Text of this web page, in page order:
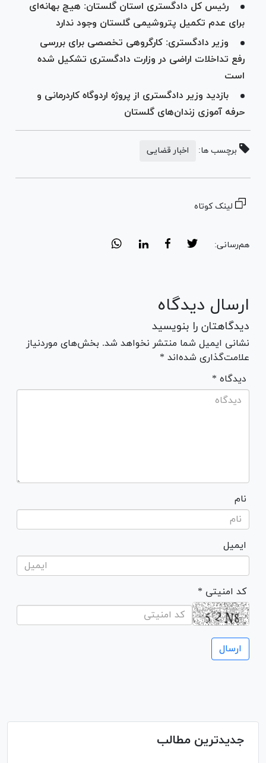
رئیس کل دادگستری استان گلستان: هیچ بهانه‌ای
برای عدم تکمیل پتروشیمی گلستان وجود ندارد
وزیر دادگستری: کارگروهی تخصصی برای بررسی
رفع تداخلات اراضی در وزارت دادگستری تشکیل شده
است
بازدید وزیر دادگستری از پروژه اردوگاه کاردرمانی و
حرفه آموزی زندان‌های گلستان
برچسب ها: اخبار قضایی
لینک کوتاه
هم‌رسانی:
ارسال دیدگاه
دیدگاهتان را بنویسید
نشانی ایمیل شما منتشر نخواهد شد. بخش‌های موردنیاز
علامت‌گذاری شده‌اند *
* دیدگاه
نام
ایمیل
* کد امنیتی
جدیدترین مطالب